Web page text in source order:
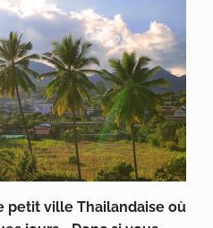
petit ville Thailandaise où